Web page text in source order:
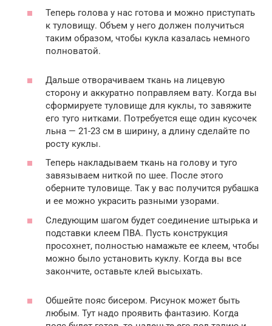
Теперь голова у нас готова и можно приступать
к туловищу. Объем у него должен получиться
таким образом, чтобы кукла казалась немного
полноватой.
Дальше отворачиваем ткань на лицевую
сторону и аккуратно поправляем вату. Когда вы
сформируете туловище для куклы, то завяжите
его туго нитками. Потребуется еще один кусочек
льна — 21-23 см в ширину, а длину сделайте по
росту куклы.
Теперь накладываем ткань на голову и туго
завязываем ниткой по шее. После этого
оберните туловище. Так у вас получится рубашка
и ее можно украсить разными узорами.
Следующим шагом будет соединение штырька и
подставки клеем ПВА. Пусть конструкция
просохнет, полностью намажьте ее клеем, чтобы
можно было установить куклу. Когда вы все
закончите, оставьте клей высыхать.
Обшейте пояс бисером. Рисунок может быть
любым. Тут надо проявить фантазию. Когда